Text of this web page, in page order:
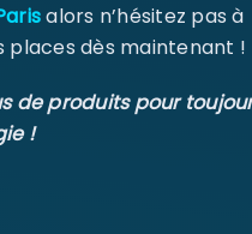
alors n’hésitez pas à
places dès maintenant !
de produits pour
!